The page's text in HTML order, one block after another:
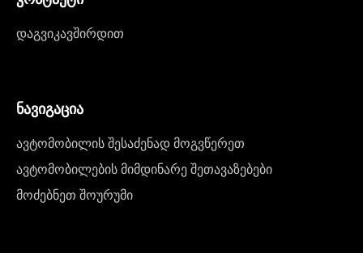
დაგვიკავშირდით
ნავიგაცია
ავტომობილის შესაძენად მოგვწერეთ
ავტომობილების მიმდინარე შეთავაზებები
მოძებნეთ შოურუმი